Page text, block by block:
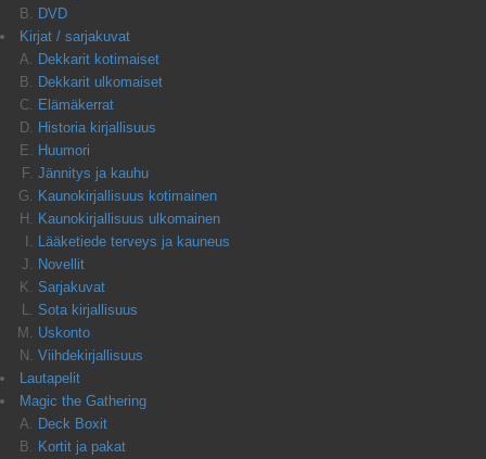
DVD
Kirjat / sarjakuvat
Dekkarit kotimaiset
Dekkarit ulkomaiset
Elämäkerrat
Historia kirjallisuus
Huumori
Jännitys ja kauhu
Kaunokirjallisuus kotimainen
Kaunokirjallisuus ulkomainen
Lääketiede terveys ja kauneus
Novellit
Sarjakuvat
Sota kirjallisuus
Uskonto
Viihdekirjallisuus
Lautapelit
Magic the Gathering
Deck Boxit
Kortit ja pakat